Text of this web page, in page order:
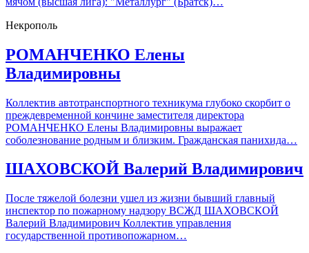
Некрополь
РОМАНЧЕНКО Елены
Владимировны
Коллектив автотранспортного техникума глубоко скорбит о
преждевременной кончине заместителя директора
РОМАНЧЕНКО Елены Владимировны выражает
соболезнование родным и близким. Гражданская панихида…
ШАХОВСКОЙ Валерий Владимирович
После тяжелой болезни ушел из жизни бывший главный
инспектор по пожарному надзору ВСЖД ШАХОВСКОЙ
Валерий Владимирович Коллектив управления
государственной противопожарном…